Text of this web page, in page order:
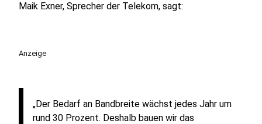
Maik Exner, Sprecher der Telekom, sagt:
Anzeige
„Der Bedarf an Bandbreite wächst jedes Jahr um
rund 30 Prozent. Deshalb bauen wir das